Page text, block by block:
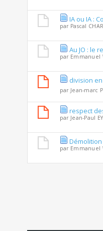
IA ou IA :
par Pascal
Au JO : le
par Emmanuel
division
par Jean-marc
respect
par Jean-Paul
par Emmanuel